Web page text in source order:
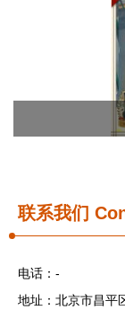
联系我们
电话：-
地址：北京市昌平